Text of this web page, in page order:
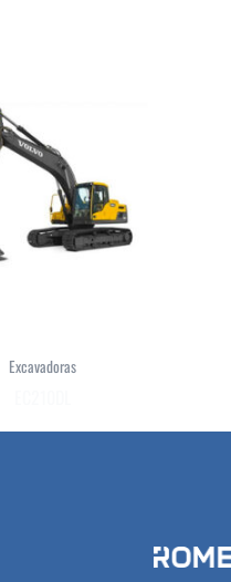
Excavadoras